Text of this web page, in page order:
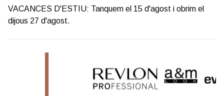
VACANCES D'ESTIU: Tanquem el 15 d'agost i obrim el
dijous 27 d'agost.